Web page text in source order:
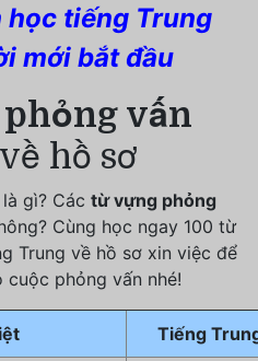
tiếng Trung
mới bắt đầu
vấn
về hồ sơ
gì? Các từ vựng phỏng
Cùng học ngay 100 từ
Trung về hồ sơ xin việc để
cuộc phỏng vấn nhé!
Tiếng